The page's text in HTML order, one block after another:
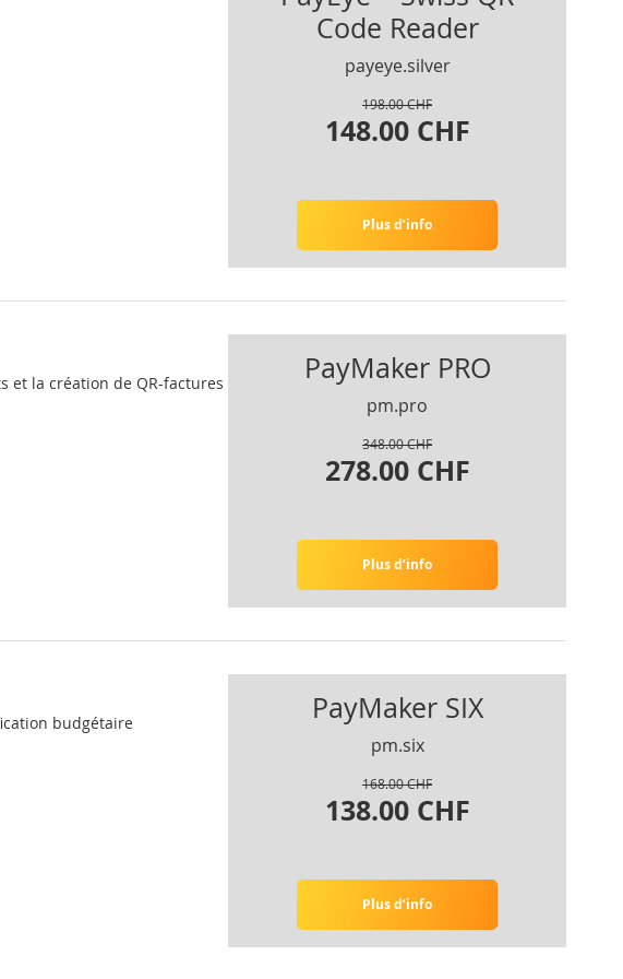
Code Reader
payeye.silver
198.00 CHF
148.00 CHF
Plus d’info
et la création de QR-factures
PayMaker PRO
pm.pro
348.00 CHF
278.00 CHF
Plus d’info
budgétaire
PayMaker SIX
pm.six
168.00 CHF
138.00 CHF
Plus d’info